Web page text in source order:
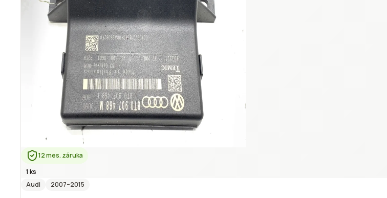
12 mes. záruka
1 ks
Audi
2007–2015